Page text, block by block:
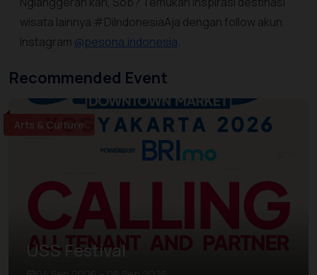
wisata lainnya #DiIndonesiaAja dengan follow akun
Instagram @pesona.indonesia.
Recommended Event
Arts & Culture
USS Festival